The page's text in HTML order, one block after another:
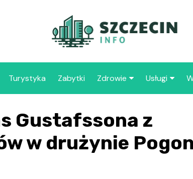
Turystyka Zabytki Zdrowie
Szpitale
Usługi
Gustafssona z
w drużynie